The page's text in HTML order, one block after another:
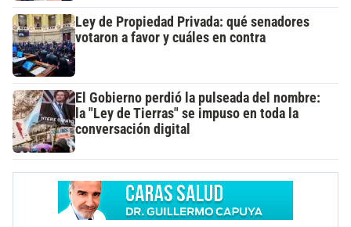
Ley de Propiedad Privada: qué senadores
votaron a favor y cuáles en contra
El Gobierno perdió la pulseada del nombre:
la "Ley de Tierras" se impuso en toda la
conversación digital